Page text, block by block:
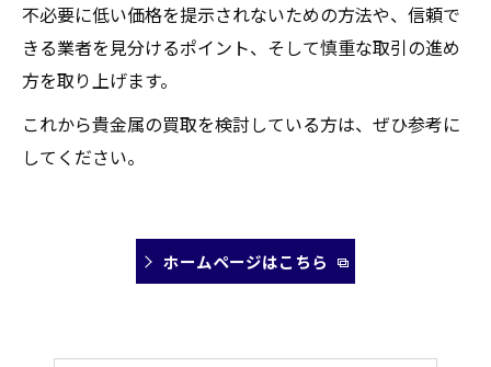
不必要に低い価格を提示されないための方法や、信頼で
きる業者を見分けるポイント、そして慎重な取引の進め
方を取り上げます。
これから貴金属の買取を検討している方は、ぜひ参考に
してください。
ホームページはこちら